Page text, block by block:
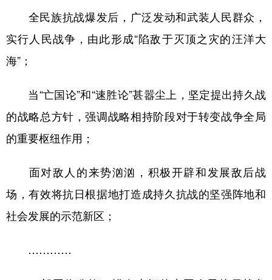
全民族抗战爆发后，广泛发动和武装人民群众，
实行人民战争，由此形成“陷敌于灭顶之灾的汪洋大
海”；
当“亡国论”和“速胜论”甚嚣尘上，坚定提出持久战
的战略总方针，强调战略相持阶段对于转变战争全局
的重要枢纽作用；
面对敌人的来势汹汹，积极开辟和发展敌后战
场，有效将抗日根据地打造成持久抗战的坚强阵地和
社会发展的示范新区；